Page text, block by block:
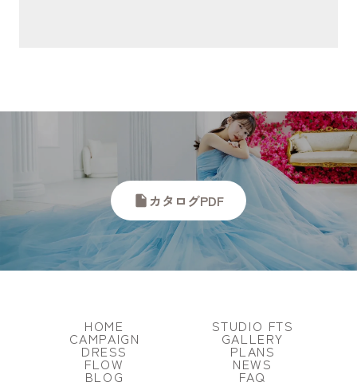
insert_drive_file カタログPDF
HOME STUDIO FTS
CAMPAIGN GALLERY
DRESS PLANS
FLOW NEWS
BLOG FAQ